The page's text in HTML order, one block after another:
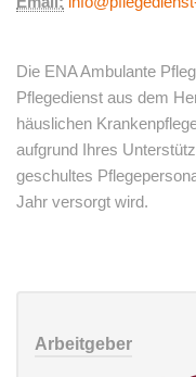
Die ENA Ambulante
Pflegedienst aus dem
häuslichen
aufgrund Ihres
geschultes
Jahr versorgt wird.
Arbeitgeber